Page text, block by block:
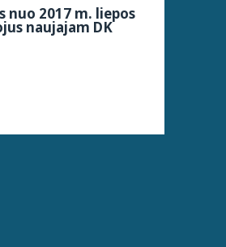
nuo 2017 m. liepos
naujajam DK